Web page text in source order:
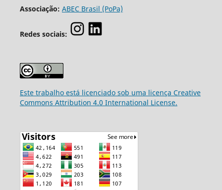
Associação: ABEC Brasil (PoPa)
Redes sociais:
Este trabalho está licenciado sob uma licença Creative
Commons Attribution 4.0 International License.